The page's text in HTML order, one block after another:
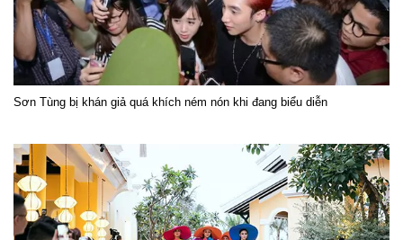
Sơn Tùng bị khán giả quá khích ném nón khi đang biểu diễn